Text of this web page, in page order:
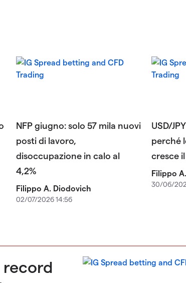
NFP giugno: solo 57 mila nuovi
posti di lavoro,
disoccupazione in calo al
4,2%
Filippo A. Diodovich
02/07/2026 14:56
USD/
perché
cresce
Filippo
30/06/